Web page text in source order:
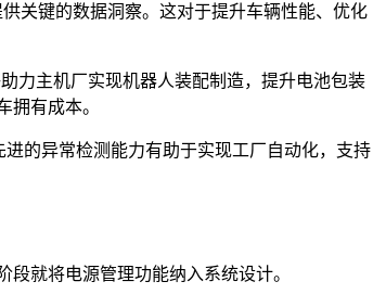
关键的数据洞察。这对于提升车辆性能、优化
力主机厂实现机器人装配制造，提升电池包装
有成本。
的异常检测能力有助于实现工厂自动化，支持
就将电源管理功能纳入系统设计。